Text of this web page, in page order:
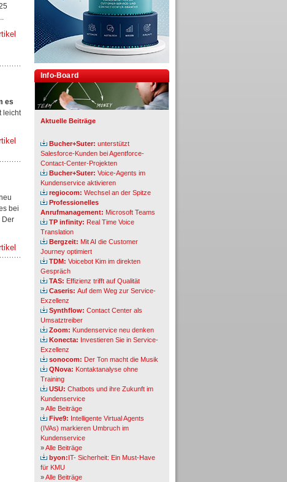
es
leicht
bei
Der
Info-Board
Aktuelle Beiträge
Bucher+Suter: unterstützt
Salesforce-Kunden bei Agentforce-
Contact-Center-Projekten
Bucher+Suter: Voice-Agents im
Kundenservice aktivieren
regiocom: Wechsel an der Spitze
Professionelles
Anrufmanagement: Microsoft Teams
TP infinity: Real Time Voice
Translation
Bergzeit: Mit AI die Customer
Journey optimiert
TDM: Voicebot Kim im direkten
Gespräch
TAS: Effizienz trifft auf Qualität
Caseris: Auf dem Weg zur Service-
Exzellenz
Synthflow: Contact Center als
Umsatztreiber
Zoom: Kundenservice neu denken
Konecta: Investieren Sie in Service-
Exzellenz
sonocom: Der Ton macht die Musik
QNova: Kontaktanalyse ohne
Training
USU: Chatbots und ihre Zukunft im
Kundenservice
»Alle Beiträge
Five9: Intelligente Virtual Agents
(IVAs) markieren Umbruch im
Kundenservice
»Alle Beiträge
byon:IT- Sicherheit: Ein Must-Have
für KMU
»Alle Beiträge